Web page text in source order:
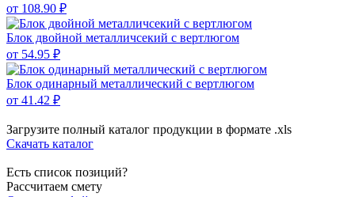
от 108.90 ₽
Блок двойной металличсекий с вертлюгом
от 54.95 ₽
Блок одинарный металлический с вертлюгом
от 41.42 ₽
Загрузите полный каталог продукции в формате .xls
Скачать каталог
Есть список позиций?
Рассчитаем смету